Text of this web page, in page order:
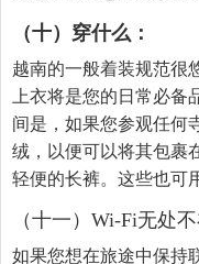
（十）穿什么：
越南的一般着装规范很
上衣将是您的日常必
间是，如果您参观任何
绒，以便可以将其包裹
轻便的长裤。这些也可
（十一）Wi-Fi无处不
如果您想在旅途中保持